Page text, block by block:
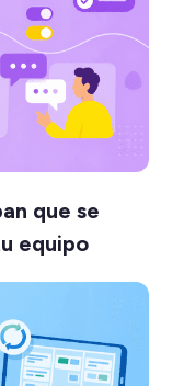
que se
equipo